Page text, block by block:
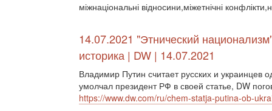
міжнаціональні відносини,міжетнічні
14.07.2021 "Этнический
историка | DW | 14.07.2021
Владимир Путин считает русских и
умолчал президент РФ в своей статье, DW
https://www.dw.com/ru/chem-statja-putina-ob-